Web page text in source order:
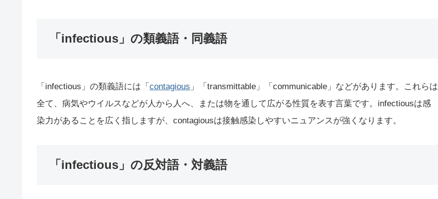
「infectious」の類義語・同義語
「infectious」の類義語には「 contagious 」「transmittable」「communicable」などがあります。これらは
全て、病気やウイルスなどが人から人へ、または物を通して広がる性質を表す言葉です。infectiousは感
染力があることを広く指しますが、contagiousは接触感染しやすいニュアンスが強くなります。
「infectious」の反対語・対義語